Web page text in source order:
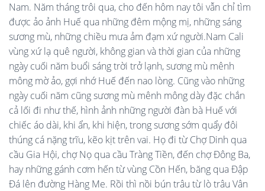
Nam. Năm tháng trôi qua, cho đến hôm nay tôi vẫn chỉ tìm
được ảo ảnh Huế qua những đêm mộng mị, những sáng
sương mù, những chiều mưa ảm đạm xứ người.Nam Cali
vùng xứ lạ quê người, không gian và thời gian của những
ngày cuối năm buổi sáng trời trở lạnh, sương mù mênh
mông mờ ảo, gợi nhớ Huế đến nao lòng. Cũng vào những
ngày cuối năm cũng sương mù mênh mông dày đặc chắn
cả lối đi như thế, hình ảnh những người đàn bà Huế với
chiếc áo dài, khi ẩn, khi hiện, trong sương sớm quẩy đôi
thúng cá nặng trĩu, kẽo kịt trên vai. Họ đi từ Chợ Dinh qua
cầu Gia Hội, chợ Nọ qua cầu Tràng Tiền, đến chợ Đông Ba,
hay những gánh cơm hến từ vùng Cồn Hến, băng qua Đập
Đá lên đường Hàng Me. Rồi thì nồi bún trâu từ lò trâu Vân